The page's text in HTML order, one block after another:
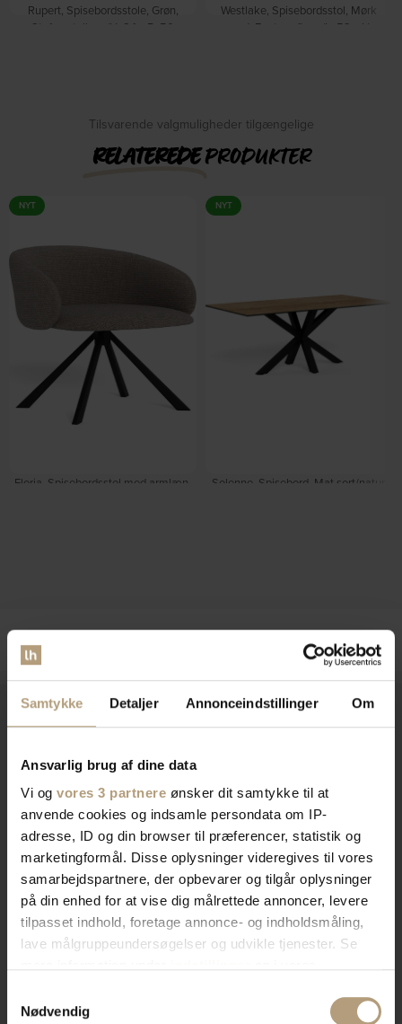
Samtykke Detaljer Annonceindstillinger Om
Ansvarlig brug af dine data
Vi og vores 3 partnere ønsker dit samtykke til at
anvende cookies og indsamle persondata om IP-
adresse, ID og din browser til præferencer, statistik og
marketingformål. Disse oplysninger videregives til vores
samarbejdspartnere, der opbevarer og tilgår oplysninger
på din enhed for at vise dig målrettede annoncer, levere
tilpasset indhold, foretage annonce- og indholdsmåling,
lave målgruppeundersøgelser og udvikle tjenester. Se
tilbage eller ændre indstillinger fra vores
Nødvendig
Rupert, Spisebordsstole, Grøn,
Stof, metalben (H: 84 x B: 50
Westlake, Spisebordsstol, Mørk
sand, Egetræsfiner (L: 52 x H:
Tilsvarende valgmuligheder tilgængelige
RELATEREDEPRODUKTER
NYT
Eloria, Spisebordsstol med armlæn,
NYT
Solenne, Spisebord, Mat sort/natur,
Vi erspecialister
indretning af private hjem og
erhvervslokaler​
Vores brede sortiment forvandler dit rum med stil og
funktionalitet. Find tidløst design, æstetik, eller
farverigt interiør. Vi har skænke, TV-borde, bordben,
imponerer. Skab rummet du drømmer om med os.